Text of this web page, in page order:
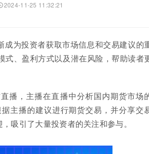
2024-11-25 11:32:21
为投资者获取市场信息和交易建议的
、盈利方式以及潜在风险，帮助读者
播，主播在直播中分析国内期货市场
主播的建议进行期货交易，并分享交
吸引了大量投资者的关注和参与。